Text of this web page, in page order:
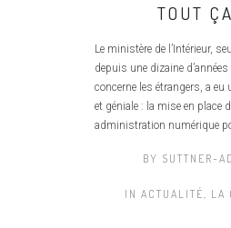
TOUT
Le ministère de l’Intérieur,
depuis une dizaine
concerne les étrangers, a eu
et géniale : la mise en place
administration numérique
BY SUTTNER-
IN ACTUALITÉ LA